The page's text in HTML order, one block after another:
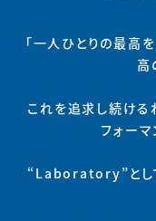
「一人ひとりの最高
高
これを追求し続ける
フォー
“Laboratory”とし